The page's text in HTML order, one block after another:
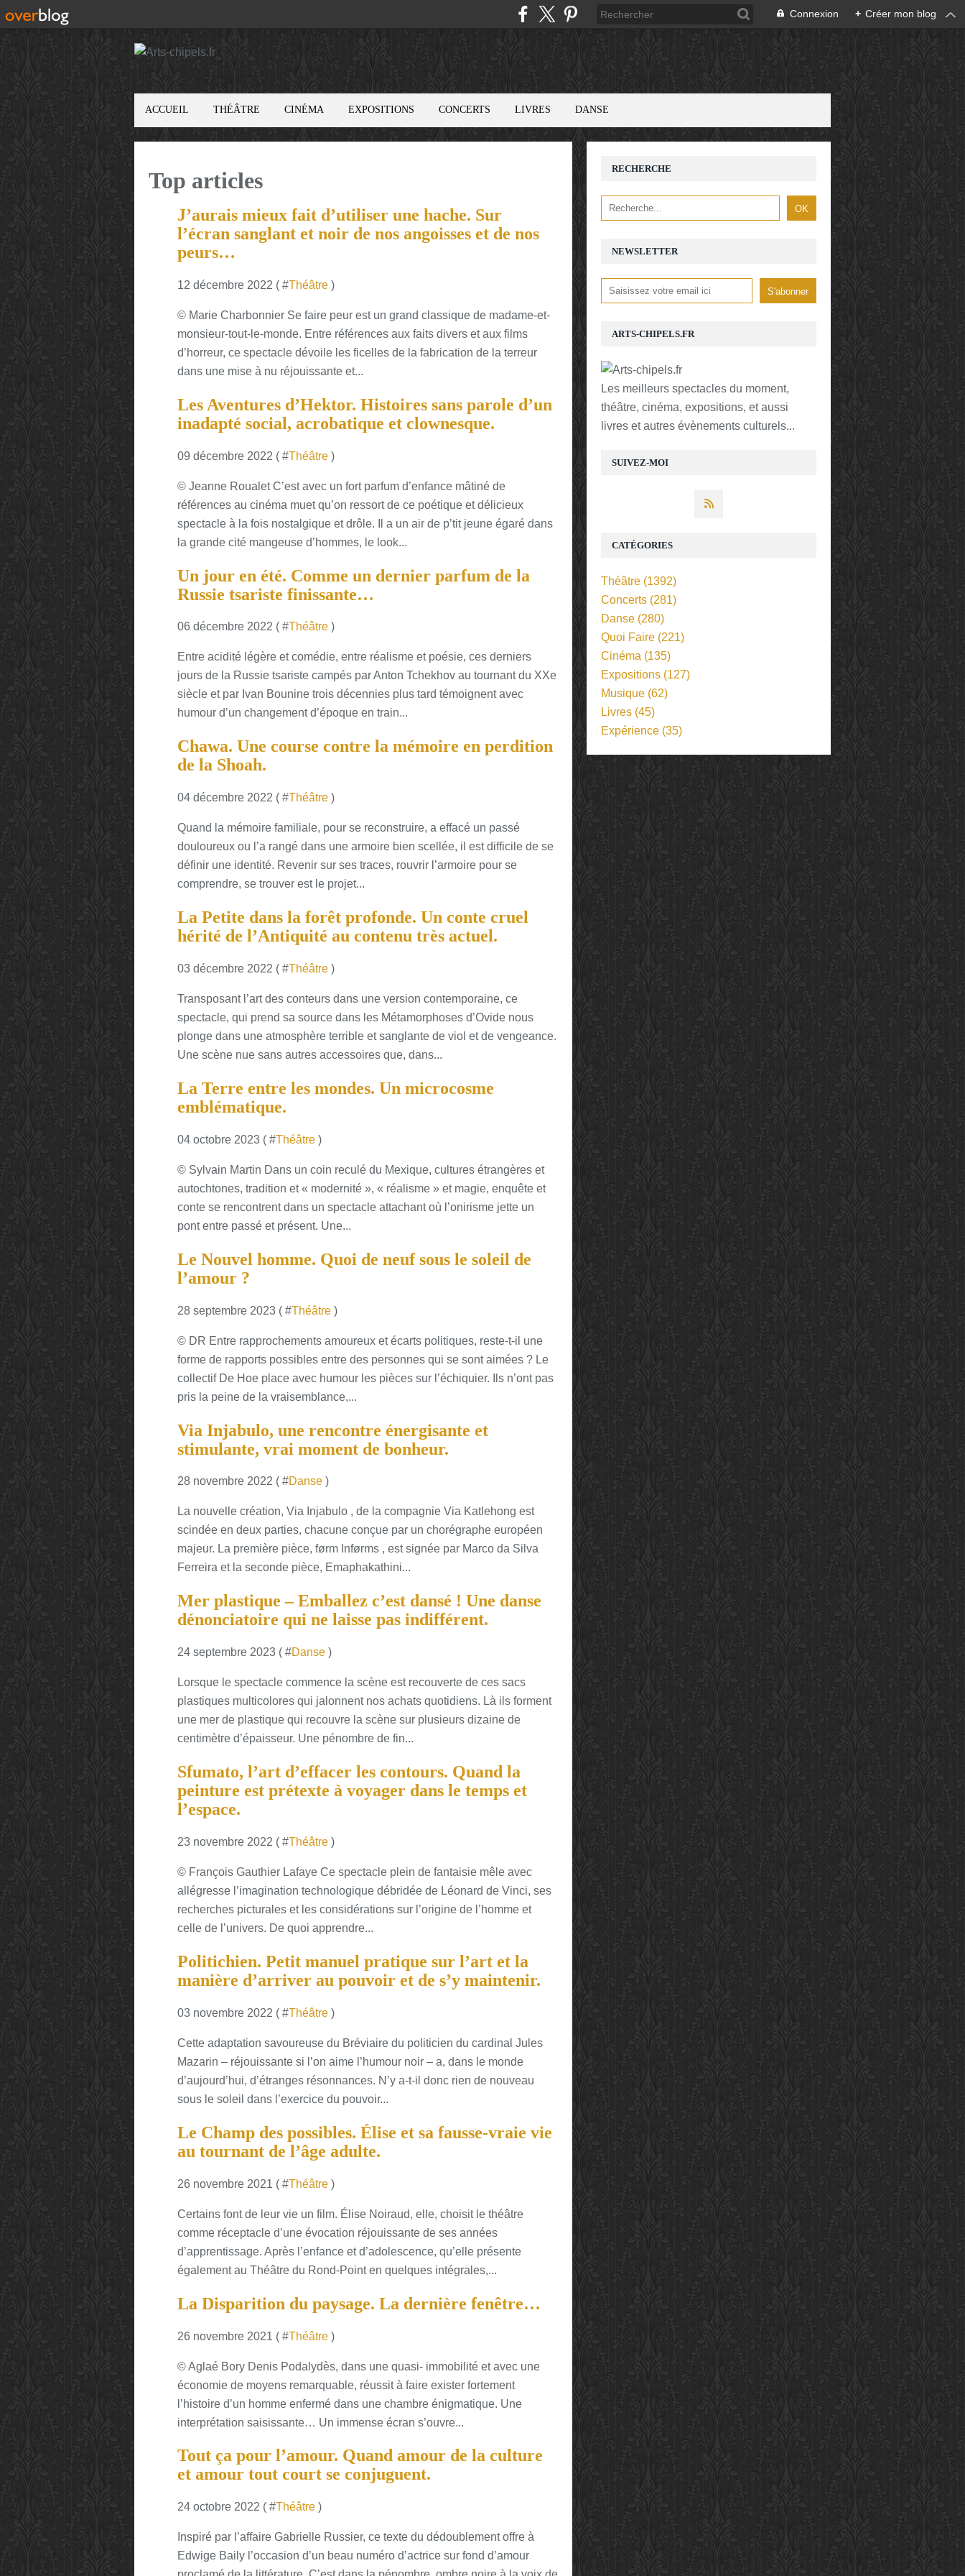
Connexion + Créer mon blog
ACCUEIL THÉÂTRE CINÉMA EXPOSITIONS CONCERTS LIVRES DANSE
Top articles
J’aurais mieux fait d’utiliser une hache. Sur
l’écran sanglant et noir de nos angoisses et de nos
peurs…
12 décembre 2022 ( #Théâtre )
© Marie Charbonnier Se faire peur est un grand classique de madame-et-
monsieur-tout-le-monde. Entre références aux faits divers et aux films
d’horreur, ce spectacle dévoile les ficelles de la fabrication de la terreur
dans une mise à nu réjouissante et...
Les Aventures d’Hektor. Histoires sans parole d’un
inadapté social, acrobatique et clownesque.
09 décembre 2022 ( #Théâtre )
© Jeanne Roualet C’est avec un fort parfum d’enfance mâtiné de
références au cinéma muet qu’on ressort de ce poétique et délicieux
spectacle à la fois nostalgique et drôle. Il a un air de p’tit jeune égaré dans
la grande cité mangeuse d’hommes, le look...
Un jour en été. Comme un dernier parfum de la
Russie tsariste finissante…
06 décembre 2022 ( #Théâtre )
Entre acidité légère et comédie, entre réalisme et poésie, ces derniers
jours de la Russie tsariste campés par Anton Tchekhov au tournant du XXe
siècle et par Ivan Bounine trois décennies plus tard témoignent avec
humour d’un changement d’époque en train...
Chawa. Une course contre la mémoire en perdition
de la Shoah.
04 décembre 2022 ( #Théâtre )
Quand la mémoire familiale, pour se reconstruire, a effacé un passé
douloureux ou l’a rangé dans une armoire bien scellée, il est difficile de se
définir une identité. Revenir sur ses traces, rouvrir l’armoire pour se
comprendre, se trouver est le projet...
La Petite dans la forêt profonde. Un conte cruel
hérité de l’Antiquité au contenu très actuel.
03 décembre 2022 ( #Théâtre )
Transposant l’art des conteurs dans une version contemporaine, ce
spectacle, qui prend sa source dans les Métamorphoses d’Ovide nous
plonge dans une atmosphère terrible et sanglante de viol et de vengeance.
Une scène nue sans autres accessoires que, dans...
La Terre entre les mondes. Un microcosme
emblématique.
04 octobre 2023 ( #Théâtre )
© Sylvain Martin Dans un coin reculé du Mexique, cultures étrangères et
autochtones, tradition et « modernité », « réalisme » et magie, enquête et
conte se rencontrent dans un spectacle attachant où l’onirisme jette un
pont entre passé et présent. Une...
Le Nouvel homme. Quoi de neuf sous le soleil de
l’amour ?
28 septembre 2023 ( #Théâtre )
© DR Entre rapprochements amoureux et écarts politiques, reste-t-il une
forme de rapports possibles entre des personnes qui se sont aimées ? Le
collectif De Hoe place avec humour les pièces sur l’échiquier. Ils n’ont pas
pris la peine de la vraisemblance,...
Via Injabulo, une rencontre énergisante et
stimulante, vrai moment de bonheur.
28 novembre 2022 ( #Danse )
La nouvelle création, Via Injabulo , de la compagnie Via Katlehong est
scindée en deux parties, chacune conçue par un chorégraphe européen
majeur. La première pièce, førm Inførms , est signée par Marco da Silva
Ferreira et la seconde pièce, Emaphakathini...
Mer plastique – Emballez c’est dansé ! Une danse
dénonciatoire qui ne laisse pas indifférent.
24 septembre 2023 ( #Danse )
Lorsque le spectacle commence la scène est recouverte de ces sacs
plastiques multicolores qui jalonnent nos achats quotidiens. Là ils forment
une mer de plastique qui recouvre la scène sur plusieurs dizaine de
centimètre d’épaisseur. Une pénombre de fin...
Sfumato, l’art d’effacer les contours. Quand la
peinture est prétexte à voyager dans le temps et
l’espace.
23 novembre 2022 ( #Théâtre )
© François Gauthier Lafaye Ce spectacle plein de fantaisie mêle avec
allégresse l’imagination technologique débridée de Léonard de Vinci, ses
recherches picturales et les considérations sur l’origine de l’homme et
celle de l’univers. De quoi apprendre...
Politichien. Petit manuel pratique sur l’art et la
manière d’arriver au pouvoir et de s’y maintenir.
03 novembre 2022 ( #Théâtre )
Cette adaptation savoureuse du Bréviaire du politicien du cardinal Jules
Mazarin – réjouissante si l’on aime l’humour noir – a, dans le monde
d’aujourd’hui, d’étranges résonnances. N’y a-t-il donc rien de nouveau
sous le soleil dans l’exercice du pouvoir...
Le Champ des possibles. Élise et sa fausse-vraie vie
au tournant de l’âge adulte.
26 novembre 2021 ( #Théâtre )
Certains font de leur vie un film. Élise Noiraud, elle, choisit le théâtre
comme réceptacle d’une évocation réjouissante de ses années
d’apprentissage. Après l’enfance et d’adolescence, qu’elle présente
également au Théâtre du Rond-Point en quelques intégrales,...
La Disparition du paysage. La dernière fenêtre…
26 novembre 2021 ( #Théâtre )
© Aglaé Bory Denis Podalydès, dans une quasi- immobilité et avec une
économie de moyens remarquable, réussit à faire exister fortement
l’histoire d’un homme enfermé dans une chambre énigmatique. Une
interprétation saisissante… Un immense écran s’ouvre...
Tout ça pour l’amour. Quand amour de la culture
et amour tout court se conjuguent.
24 octobre 2022 ( #Théâtre )
Inspiré par l’affaire Gabrielle Russier, ce texte du dédoublement offre à
Edwige Baily l’occasion d’un beau numéro d’actrice sur fond d’amour
NEWSLETTER
SUIVEZ-MOI
RECHERCHE
ARTS-CHIPELS.FR
Les meilleurs spectacles du moment,
théâtre, cinéma, expositions, et aussi
livres et autres évènements culturels...
CATÉGORIES
Théâtre (1392)
Concerts (281)
Danse (280)
Quoi Faire (221)
Cinéma (135)
Expositions (127)
Musique (62)
Livres (45)
Expérience (35)